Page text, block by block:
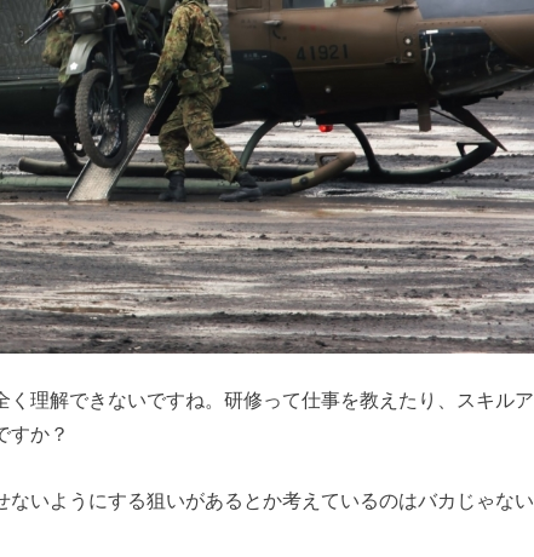
理解できないですね。研修って仕事を教えたり、スキルア
すか？
いようにする狙いがあるとか考えているのはバカじゃない